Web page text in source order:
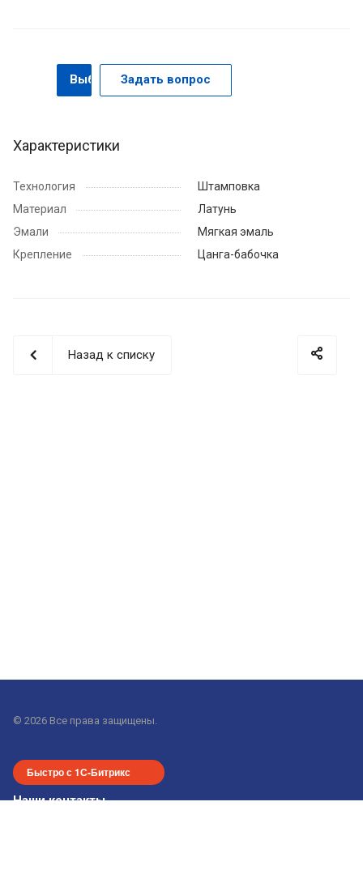
ВыбратьЗадать вопрос
Характеристики
Технология
Штамповка
Материал
Латунь
Эмали
Мягкая эмаль
Крепление
Цанга-бабочка
Назад к списку
© 2026 Все права защищены.
Быстро с 1С-Битрикс
Наши контакты